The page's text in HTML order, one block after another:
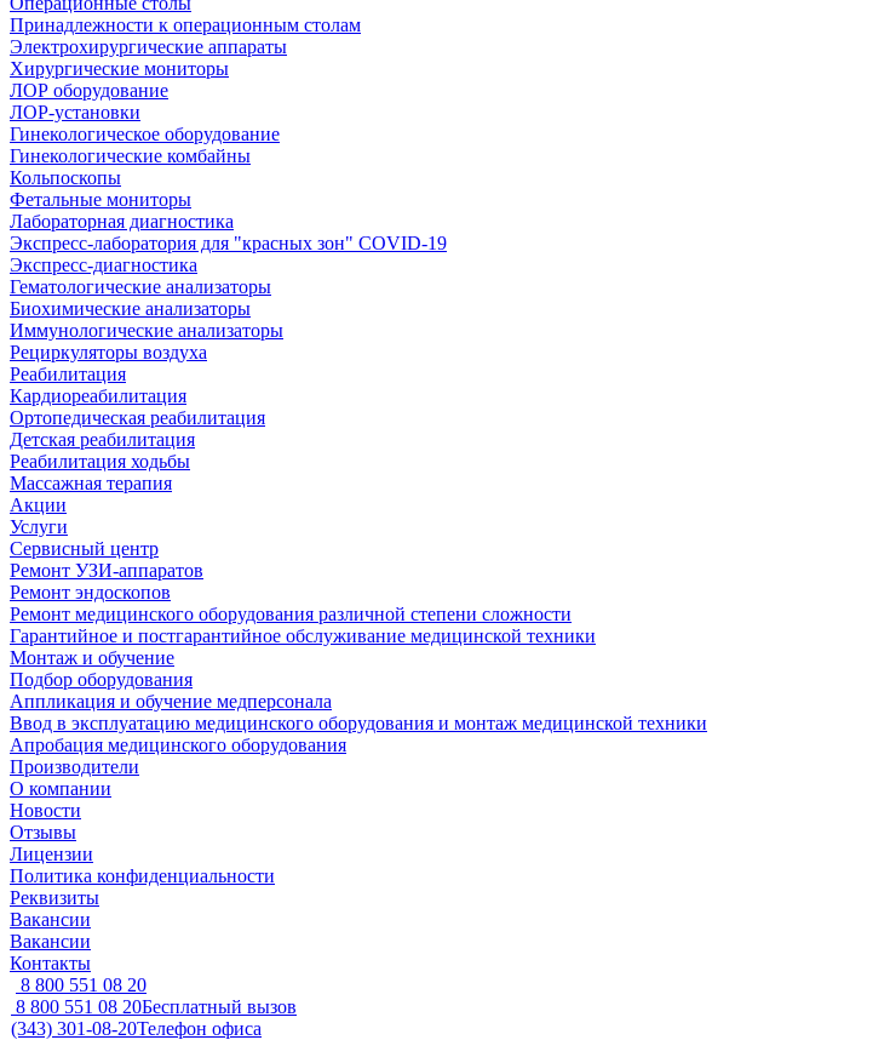
Принадлежности к операционным столам
Электрохирургические аппараты
Хирургические мониторы
ЛОР оборудование
ЛОР-установки
Гинекологическое оборудование
Гинекологические комбайны
Кольпоскопы
Фетальные мониторы
Лабораторная диагностика
Экспресс-лаборатория для "красных зон" COVID-19
Экспресс-диагностика
Гематологические анализаторы
Биохимические анализаторы
Иммунологические анализаторы
Рециркуляторы воздуха
Реабилитация
Кардиореабилитация
Ортопедическая реабилитация
Детская реабилитация
Реабилитация ходьбы
Массажная терапия
Акции
Услуги
Сервисный центр
Ремонт УЗИ-аппаратов
Ремонт эндоскопов
Ремонт медицинского оборудования различной степени сложности
Гарантийное и постгарантийное обслуживание медицинской техники
Монтаж и обучение
Подбор оборудования
Аппликация и обучение медперсонала
Ввод в эксплуатацию медицинского оборудования и монтаж медицинской техники
Апробация медицинского оборудования
Производители
О компании
Новости
Отзывы
Лицензии
Политика конфиденциальности
Реквизиты
Вакансии
Вакансии
Контакты
8 800 551 08 20
8 800 551 08 20Бесплатный вызов
(343) 301-08-20Телефон офиса